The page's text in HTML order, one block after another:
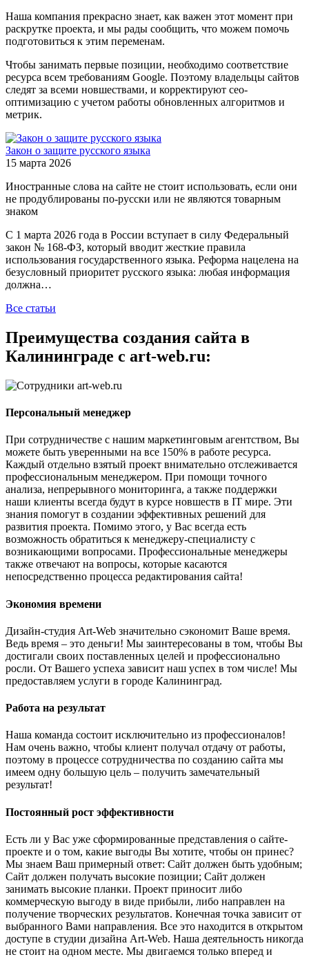
Наша компания прекрасно знает, как важен этот момент при
раскрутке проекта, и мы рады сообщить, что можем помочь
подготовиться к этим переменам.
Чтобы занимать первые позиции, необходимо соответствие
ресурса всем требованиям Google. Поэтому владельцы сайтов
следят за всеми новшествами, и корректируют сео-
оптимизацию с учетом работы обновленных алгоритмов и
метрик.
Закон о защите русского языка
15 марта 2026
Иностранные слова на сайте не стоит использовать, если они
не продублированы по-русски или не являются товарным
знаком
С 1 марта 2026 года в России вступает в силу Федеральный
закон № 168-ФЗ, который вводит жесткие правила
использования государственного языка. Реформа нацелена на
безусловный приоритет русского языка: любая информация
должна…
Все статьи
Преимущества создания сайта в
Калининграде с art-web.ru:
Персональный менеджер
При сотрудничестве с нашим маркетинговым агентством, Вы
можете быть уверенными на все 150% в работе ресурса.
Каждый отдельно взятый проект внимательно отслеживается
профессиональным менеджером. При помощи точного
анализа, непрерывного мониторинга, а также поддержки
наши клиенты всегда будут в курсе новшеств в IT мире. Эти
знания помогут в создании эффективных решений для
развития проекта. Помимо этого, у Вас всегда есть
возможность обратиться к менеджеру-специалисту с
возникающими вопросами. Профессиональные менеджеры
также отвечают на вопросы, которые касаются
непосредственно процесса редактирования сайта!
Экономия времени
Дизайн-студия Art-Web значительно сэкономит Ваше время.
Ведь время – это деньги! Мы заинтересованы в том, чтобы Вы
достигали своих поставленных целей и профессионально
росли. От Вашего успеха зависит наш успех в том числе! Мы
предоставляем услуги в городе Калининград.
Работа на результат
Наша команда состоит исключительно из профессионалов!
Нам очень важно, чтобы клиент получал отдачу от работы,
поэтому в процессе сотрудничества по созданию сайта мы
имеем одну большую цель – получить замечательный
результат!
Постоянный рост эффективности
Есть ли у Вас уже сформированные представления о сайте-
проекте и о том, какие выгоды Вы хотите, чтобы он принес?
Мы знаем Ваш примерный ответ: Сайт должен быть удобным;
Сайт должен получать высокие позиции; Сайт должен
занимать высокие планки. Проект приносит либо
коммерческую выгоду в виде прибыли, либо направлен на
получение творческих результатов. Конечная точка зависит от
выбранного Вами направления. Все это находится в открытом
доступе в студии дизайна Art-Web. Наша деятельность никогда
не стоит на одном месте. Мы двигаемся только вперед и